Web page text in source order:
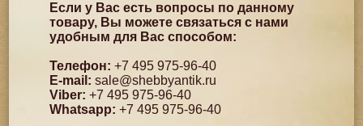
Если у Вас есть вопросы по данному
товару, Вы можете связаться с нами
удобным для Вас способом:
Телефон: +7 495 975-96-40
E-mail: sale@shebbyantik.ru
Viber: +7 495 975-96-40
Whatsapp: +7 495 975-96-40